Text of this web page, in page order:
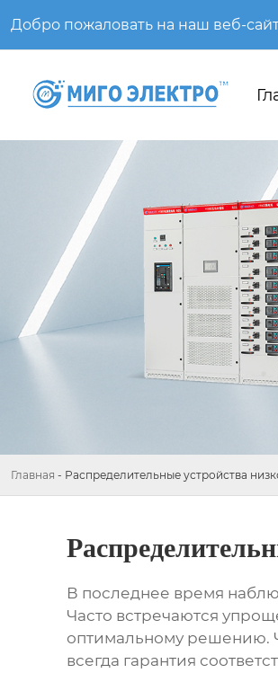
Добро пожаловать на наш веб-сайт
Главная - Распределительные устройства
В последнее время
Часто встречаются
оптимальному решению.
всегда гарантия